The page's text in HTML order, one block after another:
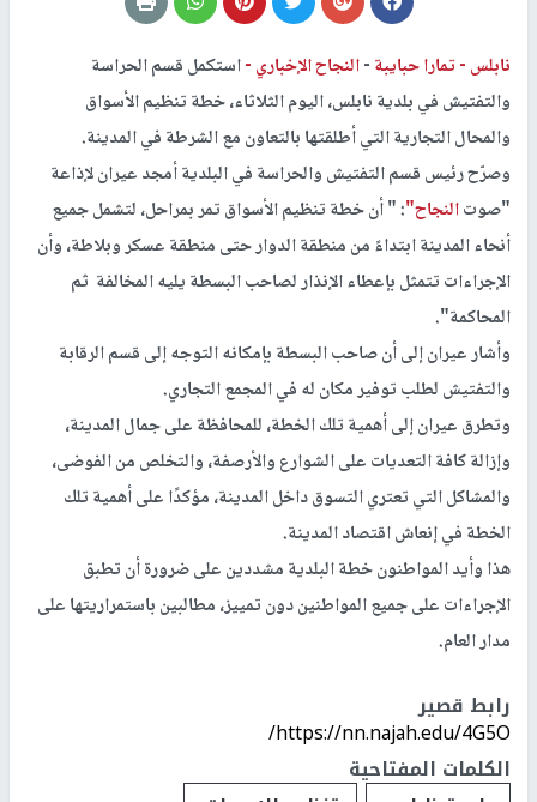
نابلس -تمارا حبايبة-النجاح الإخباري -استكمل قسم الحراسة
والتفتيش في بلدية نابلس، اليوم الثلاثاء، خطة تنظيم الأسواق
والمحال التجارية التي أطلقتها بالتعاون مع الشرطة في المدينة.
وصرّح رئيس قسم التفتيش والحراسة في البلدية أمجد عيران لإذاعة
"صوتالنجاح": " أن خطة تنظيم الأسواق تمر بمراحل، لتشمل جميع
أنحاء المدينة ابتداءً من منطقة الدوار حتى منطقة عسكر وبلاطة، وأن
الإجراءات تتمثل بإعطاء الإنذار لصاحب البسطة يليه المخالفة ثم
المحاكمة".
وأشار عيران إلى أن صاحب البسطة بإمكانه التوجه إلى قسم الرقابة
والتفتيش لطلب توفير مكان له في المجمع التجاري.
وتطرق عيران إلى أهمية تلك الخطة، للمحافظة على جمال المدينة،
وإزالة كافة التعديات على الشوارع والأرصفة، والتخلص من الفوضى،
والمشاكل التي تعتري التسوق داخل المدينة، مؤكدًا على أهمية تلك
الخطة في إنعاش اقتصاد المدينة.
هذا وأيد المواطنون خطة البلدية مشددين على ضرورة أن تطبق
الإجراءات على جميع المواطنين دون تمييز، مطالبين باستمراريتها على
مدار العام.
رابط قصير
https://nn.najah.edu/4G5O/
الكلمات المفتاحية